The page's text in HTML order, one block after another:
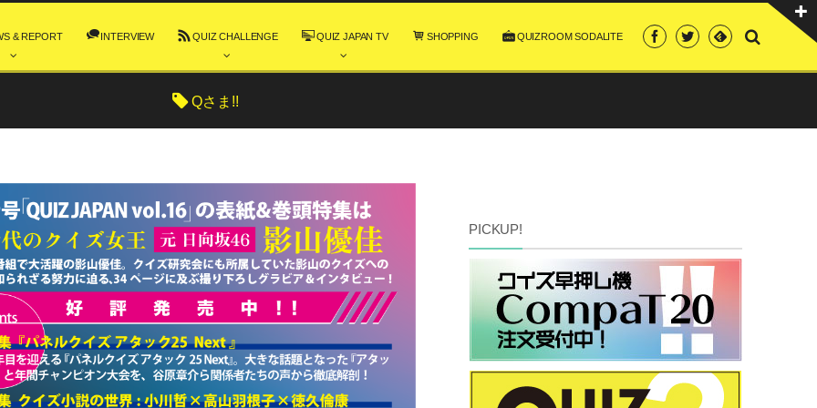
& REPORT INTERVIEW QUIZ CHALLENGE QUIZ JAPAN TV SHOPPING QUIZROOM SODALITE
Qさま!!
PICKUP!